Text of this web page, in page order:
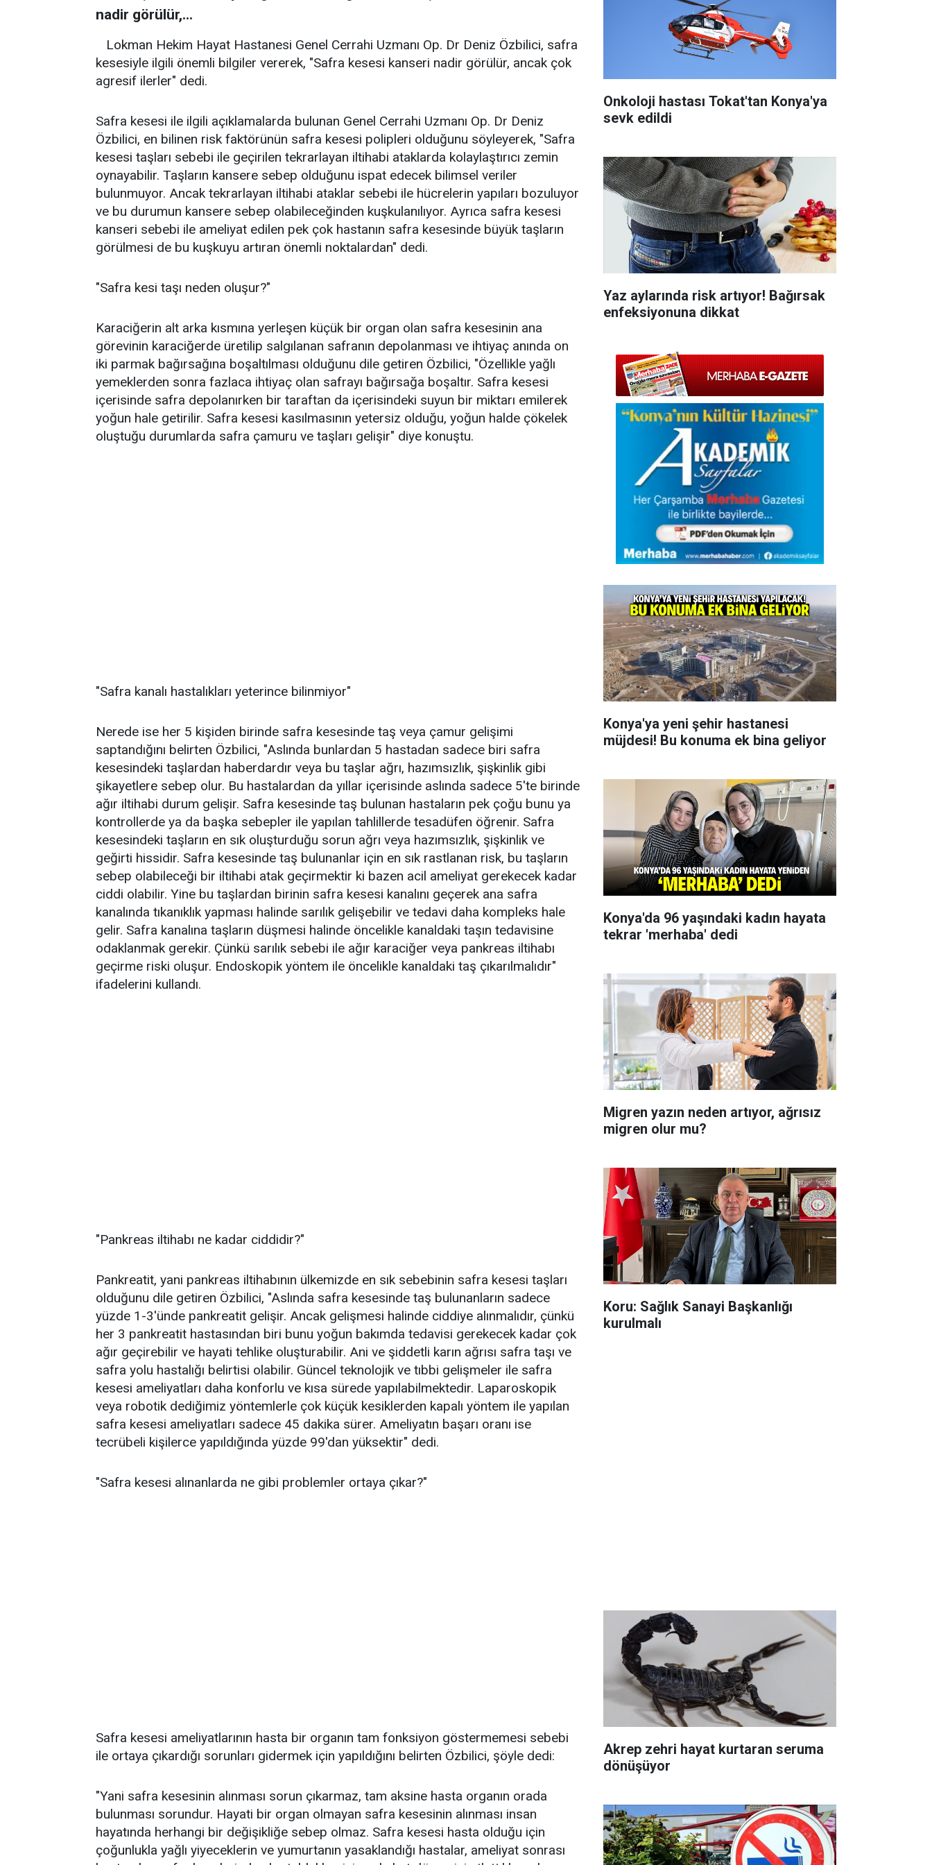
nadir görülür,...
Lokman Hekim Hayat Hastanesi Genel Cerrahi Uzmanı Op. Dr Deniz Özbilici, safra
kesesiyle ilgili önemli bilgiler vererek, "Safra kesesi kanseri nadir görülür, ancak çok
agresif ilerler" dedi.
Safra kesesi ile ilgili açıklamalarda bulunan Genel Cerrahi Uzmanı Op. Dr Deniz
Özbilici, en bilinen risk faktörünün safra kesesi polipleri olduğunu söyleyerek, "Safra
kesesi taşları sebebi ile geçirilen tekrarlayan iltihabi ataklarda kolaylaştırıcı zemin
oynayabilir. Taşların kansere sebep olduğunu ispat edecek bilimsel veriler
bulunmuyor. Ancak tekrarlayan iltihabi ataklar sebebi ile hücrelerin yapıları bozuluyor
ve bu durumun kansere sebep olabileceğinden kuşkulanılıyor. Ayrıca safra kesesi
kanseri sebebi ile ameliyat edilen pek çok hastanın safra kesesinde büyük taşların
görülmesi de bu kuşkuyu artıran önemli noktalardan" dedi.
"Safra kesi taşı neden oluşur?"
Karaciğerin alt arka kısmına yerleşen küçük bir organ olan safra kesesinin ana
görevinin karaciğerde üretilip salgılanan safranın depolanması ve ihtiyaç anında on
iki parmak bağırsağına boşaltılması olduğunu dile getiren Özbilici, "Özellikle yağlı
yemeklerden sonra fazlaca ihtiyaç olan safrayı bağırsağa boşaltır. Safra kesesi
içerisinde safra depolanırken bir taraftan da içerisindeki suyun bir miktarı emilerek
yoğun hale getirilir. Safra kesesi kasılmasının yetersiz olduğu, yoğun halde çökelek
oluştuğu durumlarda safra çamuru ve taşları gelişir" diye konuştu.
"Safra kanalı hastalıkları yeterince bilinmiyor"
Nerede ise her 5 kişiden birinde safra kesesinde taş veya çamur gelişimi
saptandığını belirten Özbilici, "Aslında bunlardan 5 hastadan sadece biri safra
kesesindeki taşlardan haberdardır veya bu taşlar ağrı, hazımsızlık, şişkinlik gibi
şikayetlere sebep olur. Bu hastalardan da yıllar içerisinde aslında sadece 5'te birinde
ağır iltihabi durum gelişir. Safra kesesinde taş bulunan hastaların pek çoğu bunu ya
kontrollerde ya da başka sebepler ile yapılan tahlillerde tesadüfen öğrenir. Safra
kesesindeki taşların en sık oluşturduğu sorun ağrı veya hazımsızlık, şişkinlik ve
geğirti hissidir. Safra kesesinde taş bulunanlar için en sık rastlanan risk, bu taşların
sebep olabileceği bir iltihabi atak geçirmektir ki bazen acil ameliyat gerekecek kadar
ciddi olabilir. Yine bu taşlardan birinin safra kesesi kanalını geçerek ana safra
kanalında tıkanıklık yapması halinde sarılık gelişebilir ve tedavi daha kompleks hale
gelir. Safra kanalına taşların düşmesi halinde öncelikle kanaldaki taşın tedavisine
odaklanmak gerekir. Çünkü sarılık sebebi ile ağır karaciğer veya pankreas iltihabı
geçirme riski oluşur. Endoskopik yöntem ile öncelikle kanaldaki taş çıkarılmalıdır"
ifadelerini kullandı.
"Pankreas iltihabı ne kadar ciddidir?"
Pankreatit, yani pankreas iltihabının ülkemizde en sık sebebinin safra kesesi taşları
olduğunu dile getiren Özbilici, "Aslında safra kesesinde taş bulunanların sadece
yüzde 1-3'ünde pankreatit gelişir. Ancak gelişmesi halinde ciddiye alınmalıdır, çünkü
her 3 pankreatit hastasından biri bunu yoğun bakımda tedavisi gerekecek kadar çok
ağır geçirebilir ve hayati tehlike oluşturabilir. Ani ve şiddetli karın ağrısı safra taşı ve
safra yolu hastalığı belirtisi olabilir. Güncel teknolojik ve tıbbi gelişmeler ile safra
kesesi ameliyatları daha konforlu ve kısa sürede yapılabilmektedir. Laparoskopik
veya robotik dediğimiz yöntemlerle çok küçük kesiklerden kapalı yöntem ile yapılan
safra kesesi ameliyatları sadece 45 dakika sürer. Ameliyatın başarı oranı ise
tecrübeli kişilerce yapıldığında yüzde 99'dan yüksektir" dedi.
"Safra kesesi alınanlarda ne gibi problemler ortaya çıkar?"
Safra kesesi ameliyatlarının hasta bir organın tam fonksiyon göstermemesi sebebi
ile ortaya çıkardığı sorunları gidermek için yapıldığını belirten Özbilici, şöyle dedi:
"Yani safra kesesinin alınması sorun çıkarmaz, tam aksine hasta organın orada
bulunması sorundur. Hayati bir organ olmayan safra kesesinin alınması insan
hayatında herhangi bir değişikliğe sebep olmaz. Safra kesesi hasta olduğu için
çoğunlukla yağlı yiyeceklerin ve yumurtanın yasaklandığı hastalar, ameliyat sonrası
Onkoloji hastası Tokat'tan Konya'ya
sevk edildi
Yaz aylarında risk artıyor! Bağırsak
enfeksiyonuna dikkat
Konya'ya yeni şehir hastanesi
müjdesi! Bu konuma ek bina geliyor
Konya'da 96 yaşındaki kadın hayata
tekrar 'merhaba' dedi
Migren yazın neden artıyor, ağrısız
migren olur mu?
Koru: Sağlık Sanayi Başkanlığı
kurulmalı
Akrep zehri hayat kurtaran seruma
dönüşüyor